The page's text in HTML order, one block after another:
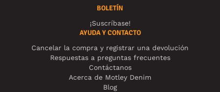
BOLETÍN
¡Suscríbase!
AYUDA Y CONTACTO
Cancelar la compra y registrar una devolución
Respuestas a preguntas frecuentes
Contáctanos
Acerca de Motley Denim
Blog